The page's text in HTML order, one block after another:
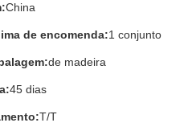
China
de encomenda:1 conjunto
de madeira
45 dias
T/T